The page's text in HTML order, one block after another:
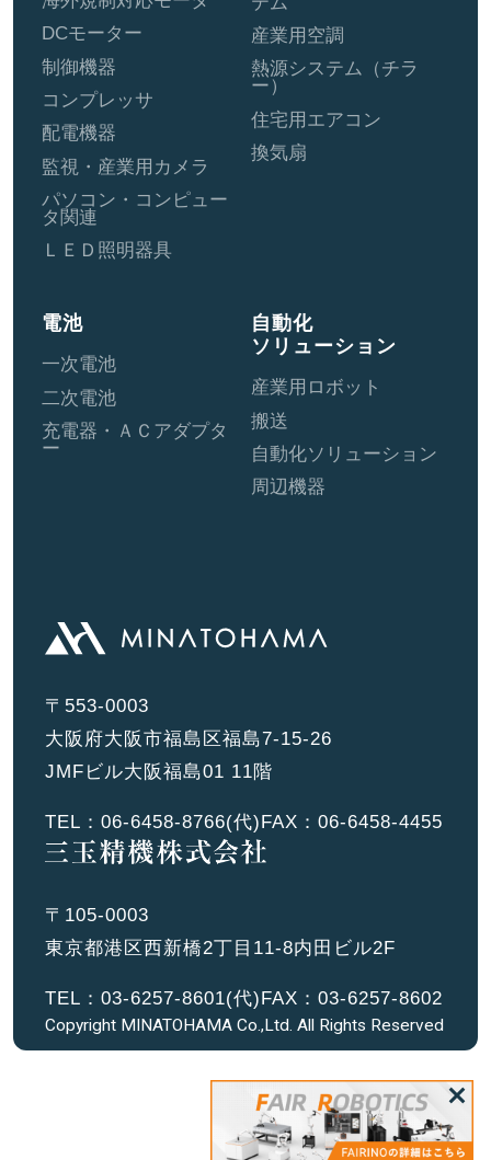
DCモーター
制御機器
コンプレッサ
配電機器
監視・産業用カメラ
パソコン・コンピュー
タ関連
ＬＥＤ照明器具
産業用空調
熱源システム（チラ
ー）
住宅用エアコン
換気扇
電池
一次電池
二次電池
充電器・ＡＣアダプタ
ー
自動化
ソリューション
産業用ロボット
搬送
自動化ソリューション
周辺機器
〒553-0003
大阪府大阪市福島区福島7-15-26
JMFビル大阪福島01 11階
TEL： 06-6458-8766(代)FAX：06-6458-4455
〒105-0003
東京都港区西新橋2丁目11-8内田ビル2F
TEL： 03-6257-8601(代)FAX：03-6257-8602
Copyright MINATOHAMA Co.,Ltd. All Rights Reserved